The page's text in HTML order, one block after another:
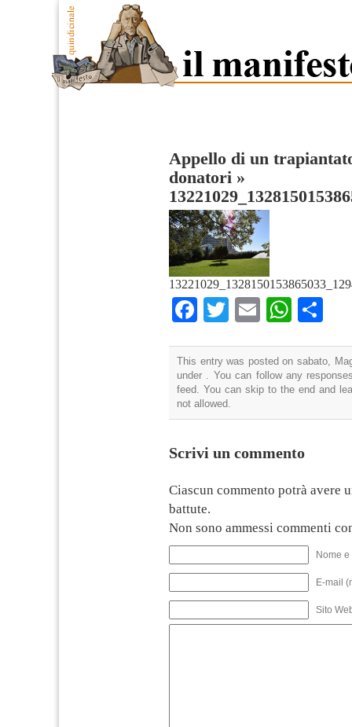
Appello di un
donatori »
Facebook
TwitterEmail
This entry was posted on sabato,
under . You can follow any
feed. You can skip to the end and
not allowed.
Scrivi un commento
Ciascun commento potrà avere
battute.
Non sono ammessi commenti
Nome
E-mail
Sito